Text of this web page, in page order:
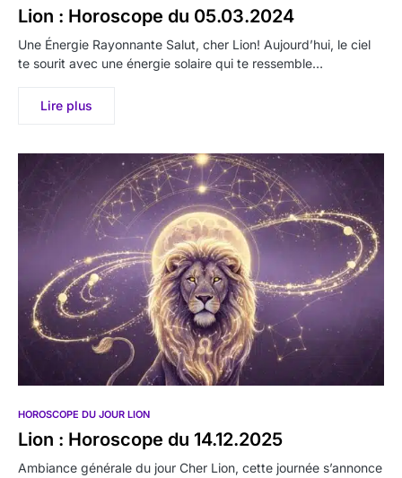
Lion : Horoscope du 05.03.2024
Une Énergie Rayonnante Salut, cher Lion! Aujourd’hui, le ciel
te sourit avec une énergie solaire qui te ressemble…
Lire plus
HOROSCOPE DU JOUR LION
Lion : Horoscope du 14.12.2025
Ambiance générale du jour Cher Lion, cette journée s’annonce